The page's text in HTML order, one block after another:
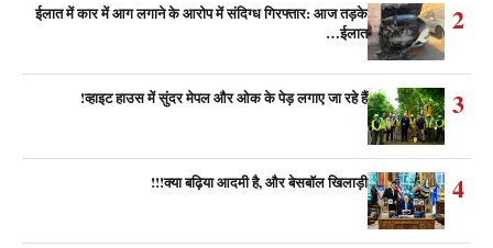
2
ईलात में कार में आग लगाने के आरोप में संदिग्ध गिरफ्तार: आज तड़के
ईलात…
3
व्हाइट हाउस में सुंदर मेपल और ओक के पेड़ लगाए जा रहे हैं!
4
क्या बढ़िया आदमी है, और बेसबॉल खिलाड़ी!!!